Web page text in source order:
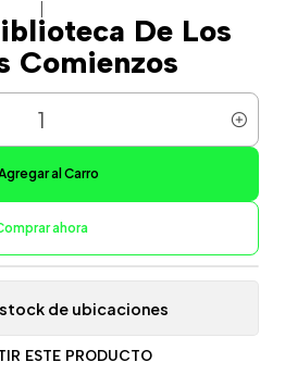
De Los
Comienzos
al Carro
ahora
de ubicaciones
ESTE PRODUCTO